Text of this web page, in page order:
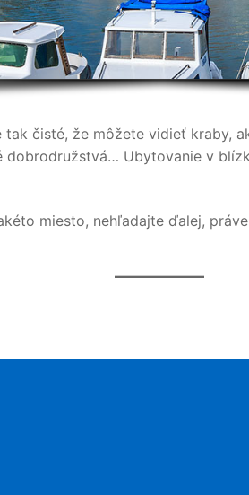
čisté, že môžete vidieť kraby,
dobrodružstvá… Ubytovanie v
miesto, nehľadajte ďalej,